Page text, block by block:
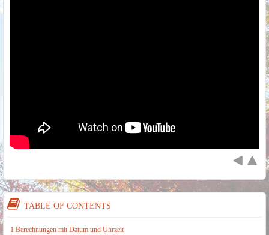
TABLE OF CONTENTS
1 Berechnungen mit Datum und Uhrzeit